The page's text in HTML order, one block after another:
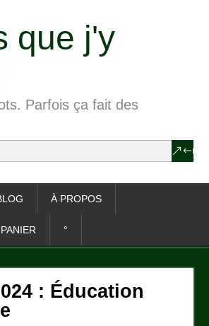
que j'y
Parfois ça fait des
À PROPOS
PANIER °
: Éducation